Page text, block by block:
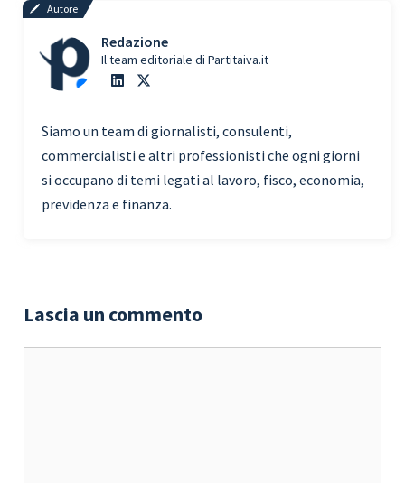
Autore
Redazione
Il team editoriale di Partitaiva.it
Siamo un team di giornalisti, consulenti,
commercialisti e altri professionisti che ogni giorni
si occupano di temi legati al lavoro, fisco, economia,
previdenza e finanza.
Lascia un commento